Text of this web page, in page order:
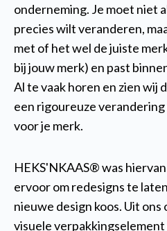
onderneming. Je moet niet
precies wilt veranderen,
met of het wel de juiste
bij jouw merk) en past
Al te vaak horen en zien wij
een rigoureuze verandering
voor je merk.
HEKS'NKAAS® was
ervoor om redesigns te
nieuwe design koos. Uit
visuele